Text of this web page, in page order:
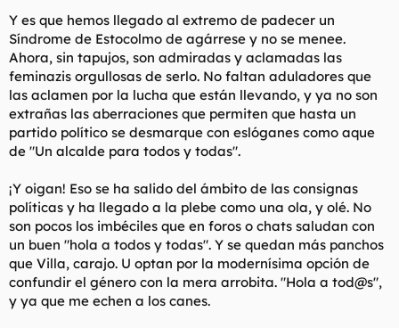
Y es que hemos llegado al extremo de padecer un
Síndrome de Estocolmo de agárrese y no se menee.
Ahora, sin tapujos, son admiradas y aclamadas las
feminazis orgullosas de serlo. No faltan aduladores que
las aclamen por la lucha que están llevando, y ya no son
extrañas las aberraciones que permiten que hasta un
partido político se desmarque con eslóganes como aque
de "Un alcalde para todos y todas".
¡Y oigan! Eso se ha salido del ámbito de las consignas
políticas y ha llegado a la plebe como una ola, y olé. No
son pocos los imbéciles que en foros o chats saludan con
un buen "hola a todos y todas". Y se quedan más panchos
que Villa, carajo. U optan por la modernísima opción de
confundir el género con la mera arrobita. "Hola a tod@s",
y ya que me echen a los canes.